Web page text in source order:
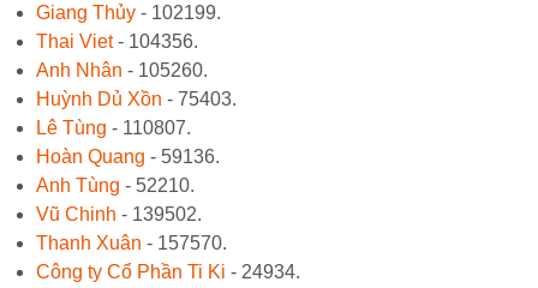
Giang Thủy - 102199.
Thai Viet- 104356.
Anh Nhân - 105260.
Huỳnh Dủ Xồn - 75403.
Lê Tùng - 110807.
Hoàn Quang - 59136.
Anh Tùng - 52210.
Vũ Chinh - 139502.
Thanh Xuân - 157570.
Công ty Cổ Phần Ti Ki - 24934.